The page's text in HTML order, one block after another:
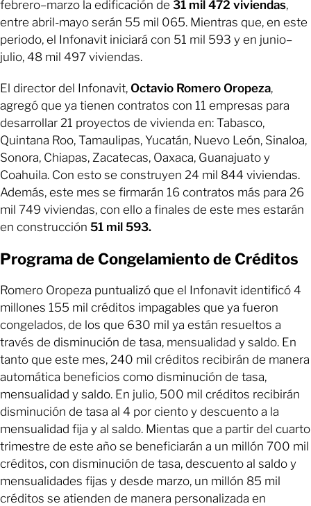
febrero–marzo la edificación de 31 mil 472 viviendas,
entre abril-mayo serán 55 mil 065. Mientras que, en este
periodo, el Infonavit iniciará con 51 mil 593 y en junio–
julio, 48 mil 497 viviendas.
El director del Infonavit, Octavio Romero Oropeza,
agregó que ya tienen contratos con 11 empresas para
desarrollar 21 proyectos de vivienda en: Tabasco,
Quintana Roo, Tamaulipas, Yucatán, Nuevo León, Sinaloa,
Sonora, Chiapas, Zacatecas, Oaxaca, Guanajuato y
Coahuila. Con esto se construyen 24 mil 844 viviendas.
Además, este mes se firmarán 16 contratos más para 26
mil 749 viviendas, con ello a finales de este mes estarán
en construcción 51 mil 593.
Programa de Congelamiento de Créditos
Romero Oropeza puntualizó que el Infonavit identificó 4
millones 155 mil créditos impagables que ya fueron
congelados, de los que 630 mil ya están resueltos a
través de disminución de tasa, mensualidad y saldo. En
tanto que este mes, 240 mil créditos recibirán de manera
automática beneficios como disminución de tasa,
mensualidad y saldo. En julio, 500 mil créditos recibirán
disminución de tasa al 4 por ciento y descuento a la
mensualidad fija y al saldo. Mientas que a partir del cuarto
trimestre de este año se beneficiarán a un millón 700 mil
créditos, con disminución de tasa, descuento al saldo y
mensualidades fijas y desde marzo, un millón 85 mil
créditos se atienden de manera personalizada en